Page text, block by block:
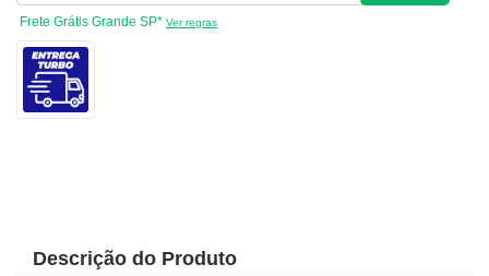
Frete Grátis Grande SP* Ver regras
Descrição do Produto